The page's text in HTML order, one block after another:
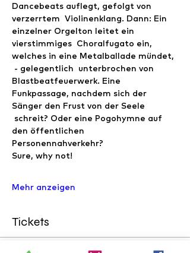
Dancebeats auflegt, gefolgt von
verzerrtem  Violinenklang. Dann: Ein
einzelner Orgelton leitet ein
vierstimmiges  Choralfugato ein,
welches in eine Metalballade mündet,
- gelegentlich  unterbrochen von
Blastbeatfeuerwerk. Eine
Funkpassage, nachdem sich der
Sänger den Frust von der Seele
schreit? Oder eine Pogohymne auf
den öffentlichen
Personennahverkehr?
Sure, why not!
Mehr anzeigen
Tickets